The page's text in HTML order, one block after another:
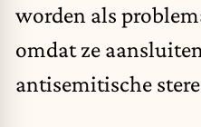
worden als
omdat ze
antisemitische